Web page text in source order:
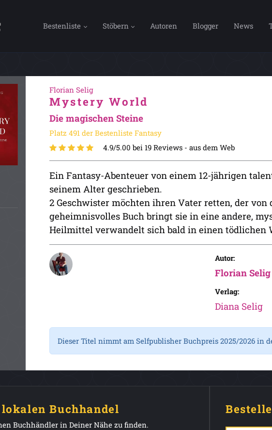
Bestenliste Stöbern Autoren Blogger News
Florian Selig
Mystery World
Die magischen Steine
Platz 491 der Bestenliste Fantasy
4.9/5.00 bei 19 Reviews - aus dem Web
Ein Fantasy-Abenteuer von einem 12-jährigen
seinem Alter geschrieben.
2 Geschwister möchten ihren Vater retten, der
geheimnisvolles Buch bringt sie in eine andere,
Heilmittel verwandelt sich bald in einen tödlichen
Autor:
Florian Selig
Verlag:
Diana Selig
Dieser Titel nimmt am Selfpublisher Buchpreis 2025/2026 in
Buchhandel
Buchhändler in Deiner Nähe zu finden.